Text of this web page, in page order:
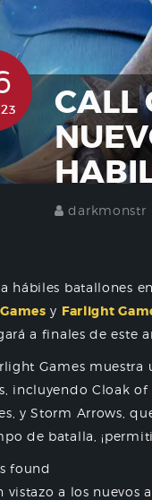
CALL
darkmonstr
hábiles batallones en
y Farlight
a finales de este
Games
incluyendo Cloak
y Storm Arrows,
de batalla,
found
vistazo a los nuevos